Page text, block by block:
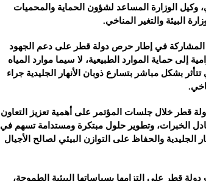
وكيل الوزارة المساعد لشؤون الحماية والمحميات
البيئة والتغير المناخي.
المشاركة في إطار حرص دولة قطر على دعم الجهود
إلى حماية الموارد الطبيعية، لا سيما موارد المياه
تتأثر بشكل مباشر بتسارع ذوبان الأنهار الجليدية جراء
قطر خلال جلسات المؤتمر على أهمية تعزيز التعاون
الخبرات، وتطوير حلول مبتكرة ومستدامة تسهم في
الجليدية والحفاظ على التوازن البيئي لصالح الأجيال
قطر على التزامها بسياساتها البيئية الطموحة،